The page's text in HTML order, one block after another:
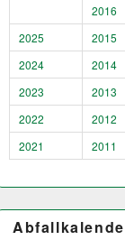
2016
2025
2015
2024
2014
2023
2013
2022
2012
2021
2011